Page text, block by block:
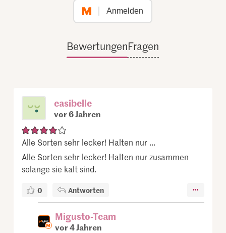
Anmelden
BewertungenFragen
easibelle
vor 6 Jahren
Alle Sorten sehr lecker! Halten nur ...
Alle Sorten sehr lecker! Halten nur zusammen
solange sie kalt sind.
0 Antworten
Migusto-Team
vor 4 Jahren